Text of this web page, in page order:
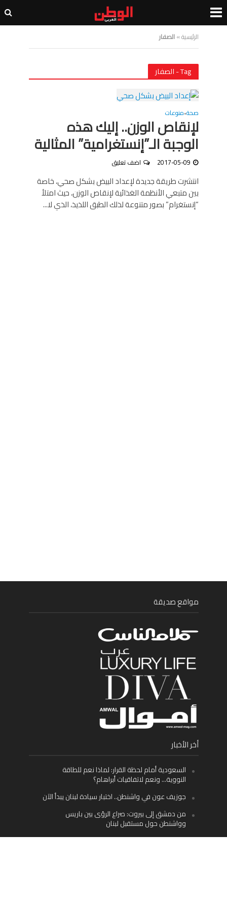
الرئيسية»الصفار
Tag - الصفار
صحة•منوعات
لإنقاص الوزن.. إليك هذه
الوجبة الـ”إنستغرامية” المثالية
2017-05-09 اضف تعليق
انتشرت طريقة جديدة لإعداد البيض بشكل صحي، خاصة
بين متبعي الأنظمة الغذائية لإنقاص الوزن، حيث امتلأ
“إنستغرام” بصور متنوعة لذلك الطبق اللذيذ، الذي لا...
مواقع صديقة
أخر الأخبار
السعودية أمام لحظة القرار: لماذا نعم للطاقة
النووية… ونعم لاتفاقيات أبراهام؟
جوزيف عون في واشنطن.. اختبار سيادة لبنان يبدأ الآن
من دمشق إلى بيروت: صراع الرؤى بين باريس
وواشنطن حول مستقبل لبنان
اليسار اللبناني «اليقظ» وسيادة الدولة: لماذا يُعدّ نزع